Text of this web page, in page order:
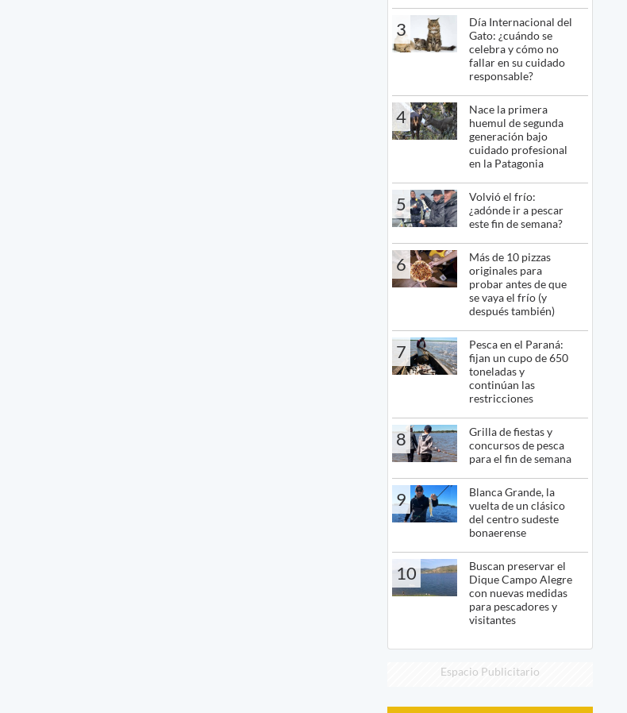
3
Día Internacional del
Gato: ¿cuándo se
celebra y cómo no
fallar en su cuidado
responsable?
4
Nace la primera
huemul de segunda
generación bajo
cuidado profesional
en la Patagonia
5
Volvió el frío:
¿adónde ir a pescar
este fin de semana?
6
Más de 10 pizzas
originales para
probar antes de que
se vaya el frío (y
después también)
7
Pesca en el Paraná:
fijan un cupo de 650
toneladas y
continúan las
restricciones
8
Grilla de fiestas y
concursos de pesca
para el fin de semana
9
Blanca Grande, la
vuelta de un clásico
del centro sudeste
bonaerense
10
Buscan preservar el
Dique Campo Alegre
con nuevas medidas
para pescadores y
visitantes
Espacio Publicitario